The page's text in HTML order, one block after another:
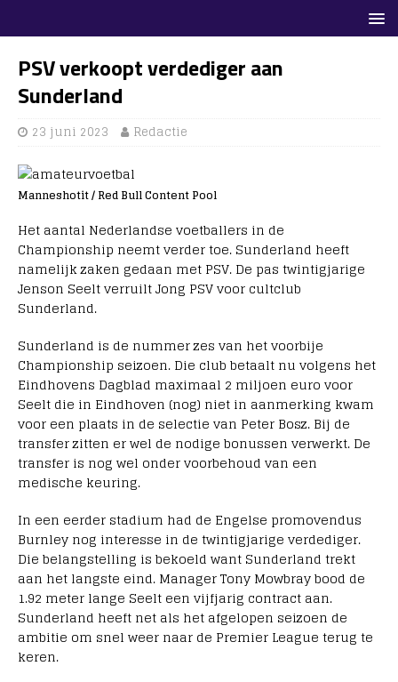
PSV verkoopt verdediger aan
Sunderland
23 juni 2023 Redactie
Manneshotit / Red Bull Content Pool
Het aantal Nederlandse voetballers in de
Championship neemt verder toe. Sunderland heeft
namelijk zaken gedaan met PSV. De pas twintigjarige
Jenson Seelt verruilt Jong PSV voor cultclub
Sunderland.
Sunderland is de nummer zes van het voorbije
Championship seizoen. Die club betaalt nu volgens het
Eindhovens Dagblad maximaal 2 miljoen euro voor
Seelt die in Eindhoven (nog) niet in aanmerking kwam
voor een plaats in de selectie van Peter Bosz. Bij de
transfer zitten er wel de nodige bonussen verwerkt. De
transfer is nog wel onder voorbehoud van een
medische keuring.
In een eerder stadium had de Engelse promovendus
Burnley nog interesse in de twintigjarige verdediger.
Die belangstelling is bekoeld want Sunderland trekt
aan het langste eind. Manager Tony Mowbray bood de
1.92 meter lange Seelt een vijfjarig contract aan.
Sunderland heeft net als het afgelopen seizoen de
ambitie om snel weer naar de Premier League terug te
keren.